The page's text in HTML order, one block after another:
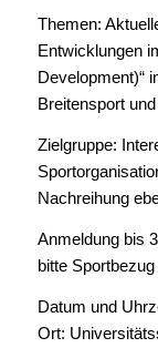
Themen:
Entwicklungen
Development)“
Breitensport
Zielgruppe:
Nachreihung
Anmeldung bis
bitte
Datum und
Ort: